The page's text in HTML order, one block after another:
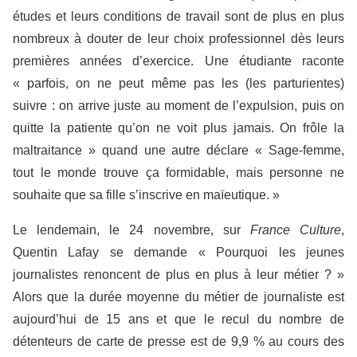
études et leurs conditions de travail sont de plus en plus
nombreux à douter de leur choix professionnel dès leurs
premières années d’exercice. Une étudiante raconte
« parfois, on ne peut même pas les (les parturientes)
suivre : on arrive juste au moment de l’expulsion, puis on
quitte la patiente qu’on ne voit plus jamais. On frôle la
maltraitance » quand une autre déclare « Sage-femme,
tout le monde trouve ça formidable, mais personne ne
souhaite que sa fille s’inscrive en maïeutique. »
Le lendemain, le 24 novembre, sur France Culture,
Quentin Lafay se demande « Pourquoi les jeunes
journalistes renoncent de plus en plus à leur métier ? »
Alors que la durée moyenne du métier de journaliste est
aujourd’hui de 15 ans et que le recul du nombre de
détenteurs de carte de presse est de 9,9 % au cours des